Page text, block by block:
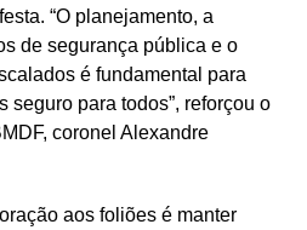
“O planejamento, a
de segurança pública e o
é fundamental para
seguro para todos”, reforçou o
coronel Alexandre
aos foliões é manter